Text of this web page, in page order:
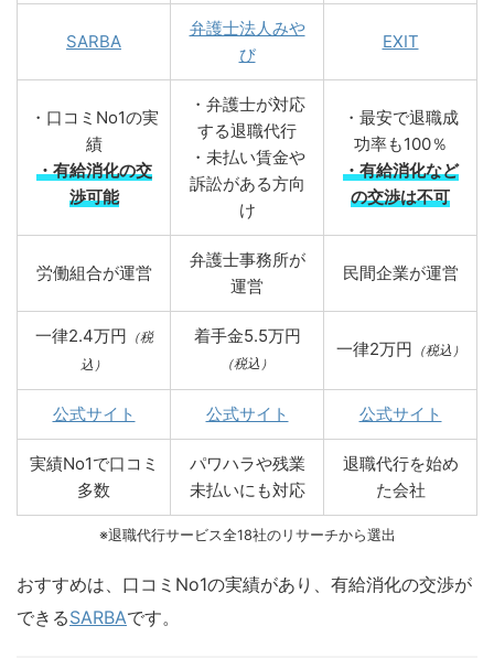
SARBA
弁護士法人みや
び
EXIT
・口コミNo1の実
績
・有給消化の交
渉可能
・弁護士が対応
する退職代行
・未払い賃金や
訴訟がある方向
け
・最安で退職成
功率も100％
・有給消化など
の交渉は不可
労働組合が運営
弁護士事務所が
運営
民間企業が運営
一律2.4万円 （税
込）
着手金5.5万円
（税込）
一律2万円 （税込）
公式サイト 公式サイト 公式サイト
実績No1で口コミ
多数
パワハラや残業
未払いにも対応
退職代行を始め
た会社
※退職代行サービス全18社のリサーチから選出
おすすめは、口コミNo1の実績があり、有給消化の交渉が
できるSARBAです。